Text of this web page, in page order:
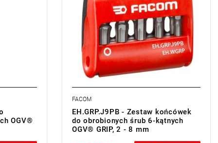
OGV®
- Uchwyt do końcówek: EF.6P1
• Ilość elementów w zestawie: 9
• Zestaw dostarczany w kompaktowym i
wytrzymałym etui.
FACOM
EH.GRP.J9PB - Zestaw końcówek
do obrobionych śrub 6-kątnych
OGV® GRIP, 2 - 8 mm